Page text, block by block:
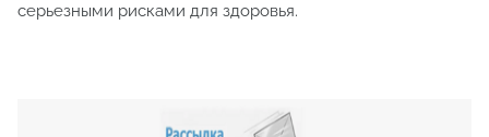
серьезными рисками для здоровья.